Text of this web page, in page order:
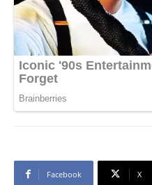
Facebook X